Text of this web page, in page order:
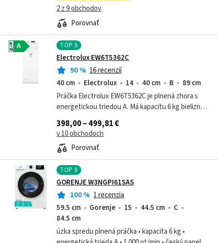
2 z 9 obchodov
Porovnať
TOP 5
Electrolux EW6T5362C
90% 16 recenzií
A
A
G
40 cm Electrolux 14 40 cm B
89 cm
Práčka Electrolux EW6T5362C je plnená zhora s
energetickou triedou A. Má kapacitu 6 kg bielizne
a odstreďovanie s 1300 otáčkami. Spotreba
energie je 42 kWh na 100 cyklov a...
398,00 – 499,81 €
v 10 obchodoch
Porovnať
TOP 6
GORENJE W3NGPI61SAS
100% 1 recenzia
59.5 cm
Gorenje 15 44.5 cm
C
84.5 cm
úzka spredu plnená práčka • kapacita 6 kg •